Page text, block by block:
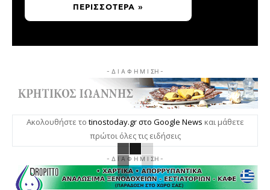
ΠΕΡΙΣΣΌΤΕΡΑ »
- Δ Ι Α Φ Η Μ Ι ΣΗ -
Ακολουθήστε το tinostoday.gr στο Google News και μάθετε
πρώτοι όλες τις ειδήσεις
- Δ Ι Α Φ Η Μ Ι ΣΗ -